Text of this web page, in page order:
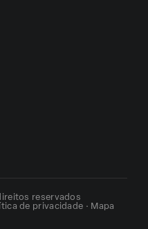
reservados
de privacidade · Mapa